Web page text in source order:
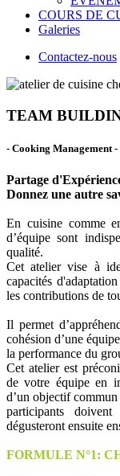
COURS DE
Galeries
Contactez-nous
TEAM
- Cooking Management -
Partage
Donnez une autre
En cuisine comme
d’équipe sont
qualité.
Cet atelier vise à
capacités
les contributions de
Il permet
cohésion d’une
la performance du
Cet atelier est
de votre équipe en
d’un objectif
participants
dégusteront ensuite
FORMULE N°1: